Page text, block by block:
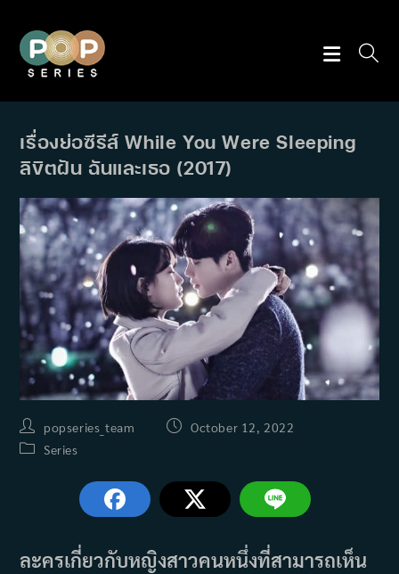
content
เรื่องย่อซีรีส์ While You Were Sleeping
ลิขิตฝัน ฉันและเธอ (2017)
Post
author:
popseries_team
PostOctober 12, 2022
PostSeries
ละครเกี่ยวกับหญิงสาวคนหนึ่งที่สามารถเห็น